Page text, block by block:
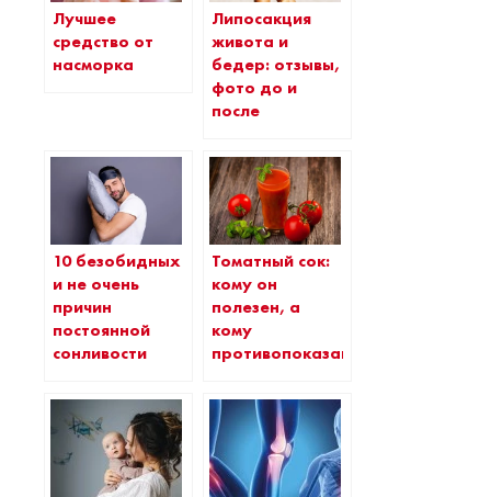
Лучшее
средство от
насморка
Липосакция
живота и
бедер: отзывы,
фото до и
после
10 безобидных
и не очень
причин
постоянной
сонливости
Томатный сок:
кому он
полезен, а
кому
противопоказан